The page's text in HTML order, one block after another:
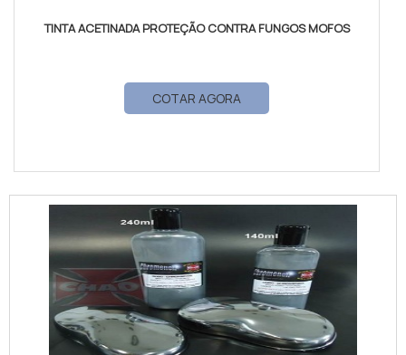
TINTA ACETINADA PROTEÇÃO CONTRA FUNGOS MOFOS
COTAR AGORA